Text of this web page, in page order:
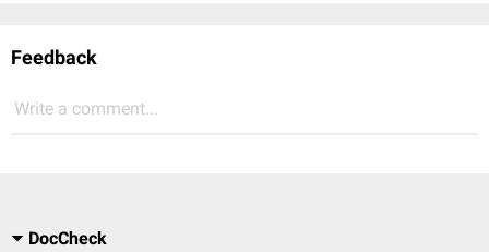
Feedback
Write a comment...
DocCheck